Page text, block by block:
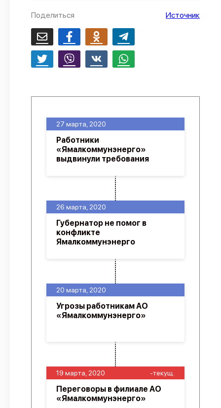
Поделиться Источник
19 марта, 2020 -текущ.
Переговоры в филиале АО
«Ямалкоммунэнерго»
20 марта, 2020
Угрозы работникам АО
«Ямалкоммунэнерго»
26 марта, 2020
Губернатор не помог в
конфликте
Ямалкоммунэнерго
27 марта, 2020
Работники
«Ямалкоммунэнерго»
выдвинули требования